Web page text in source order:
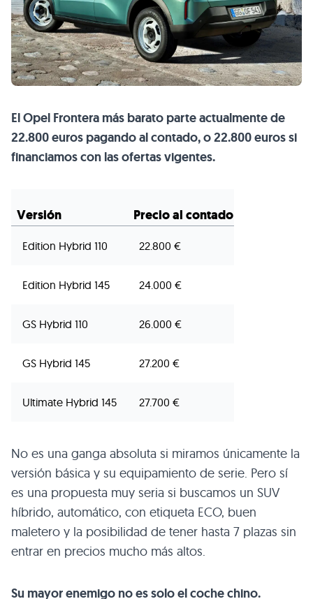
El Opel Frontera más barato parte actualmente de
22.800 euros pagando al contado, o 22.800 euros si
financiamos con las ofertas vigentes.
Versión Precio al contado
Edition Hybrid 110 22.800 €
Edition Hybrid 145 24.000 €
GS Hybrid 110 26.000 €
GS Hybrid 145 27.200 €
Ultimate Hybrid 145 27.700 €
No es una ganga absoluta si miramos únicamente la
versión básica y su equipamiento de serie. Pero sí
es una propuesta muy seria si buscamos un SUV
híbrido, automático, con etiqueta ECO, buen
maletero y la posibilidad de tener hasta 7 plazas sin
entrar en precios mucho más altos.
Su mayor enemigo no es solo el coche chino.